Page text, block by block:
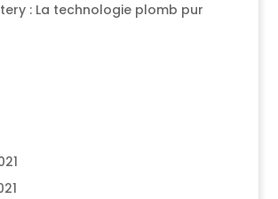
: La technologie plomb pur